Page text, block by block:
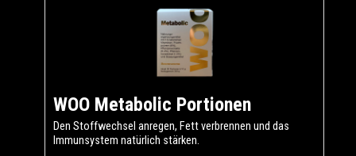
WOO Metabolic Portionen
Den Stoffwechsel anregen, Fett verbrennen und das
Immunsystem natürlich stärken.